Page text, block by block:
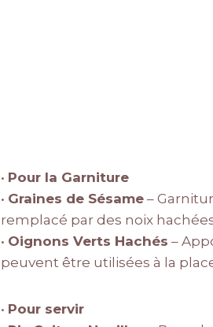
• Pour la Garniture
• Graines de Sésame –
remplacé par des noix
• Oignons Verts Hachés –
peuvent être utilisées à la
• Pour servir